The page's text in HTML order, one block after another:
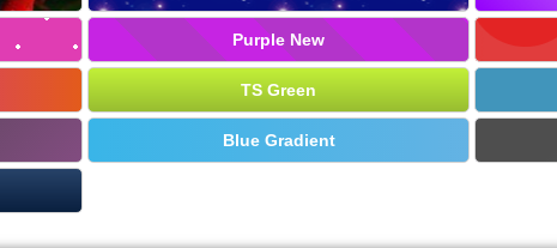
Purple New
TS Green
Blue Gradient